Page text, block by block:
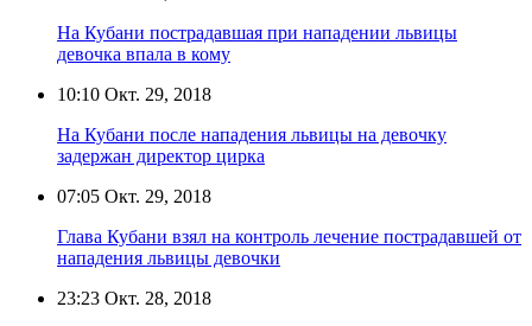
На Кубани пострадавшая при нападении львицы
девочка впала в кому
10:10 Окт. 29, 2018
На Кубани после нападения львицы на девочку
задержан директор цирка
07:05 Окт. 29, 2018
Глава Кубани взял на контроль лечение пострадавшей от
нападения львицы девочки
23:23 Окт. 28, 2018